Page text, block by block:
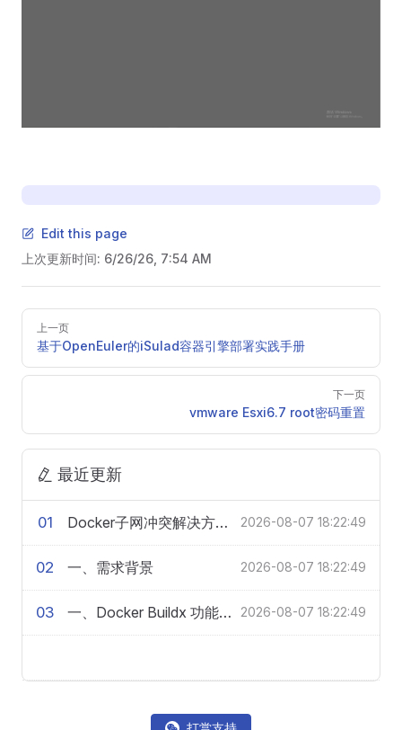
Edit this page
上次更新时间: 6/26/26, 7:54 AM
Pager上一页
基于OpenEuler的iSulad容器引擎部署实践手册
下一页
vmware Esxi6.7 root密码重置
最近更新
01 Docker子网冲突解决方案及配置说明 2026-08-07 18:22:49
02 一、需求背景 2026-08-07 18:22:49
03 一、Docker Buildx 功能介绍 2026-08-07 18:22:49